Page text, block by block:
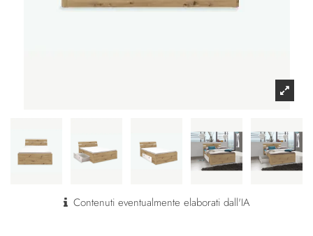
Contenuti eventualmente elaborati dall'IA